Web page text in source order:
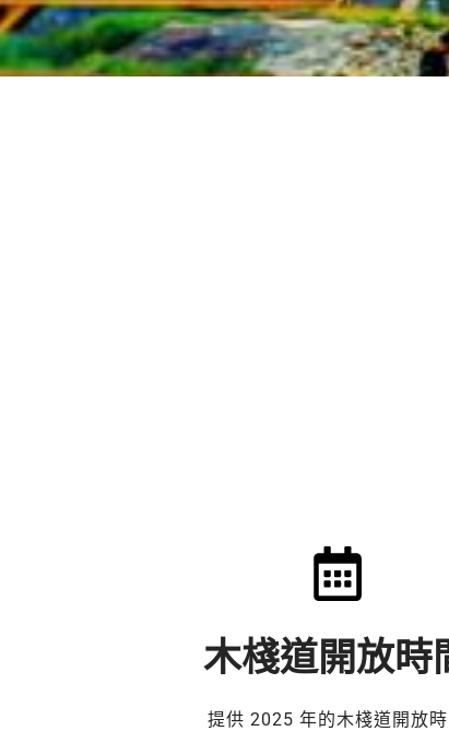
木棧道開放時
提供 2025 年的木棧道開放時